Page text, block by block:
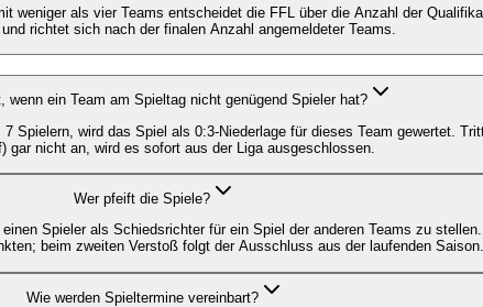
weniger als vier Teams entscheidet die FFL über die Anzahl der
richtet sich nach der finalen Anzahl angemeldeter Teams.
wenn ein Team am Spieltag nicht genügend Spieler hat?
wird das Spiel als 0:3-Niederlage für dieses Team gewertet.
gar nicht an, wird es sofort aus der Liga ausgeschlossen.
Wer pfeift die Spiele?
Spieler als Schiedsrichter für ein Spiel der anderen Teams zu
beim zweiten Verstoß folgt der Ausschluss aus der laufenden Saison.
Wie werden Spieltermine vereinbart?